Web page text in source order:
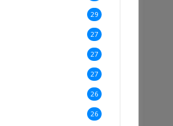
29
27
27
27
26
26